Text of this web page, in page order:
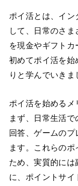
ポイ活とは、イン
して、日常のさ
を現金やギフトカ
初めてポイ活を
りと学んでいきま
ポイ活を始めるメ
まず、日常生活
回答、ゲームのプ
ます。これらの
ため、実質的に
に、ポイントサ